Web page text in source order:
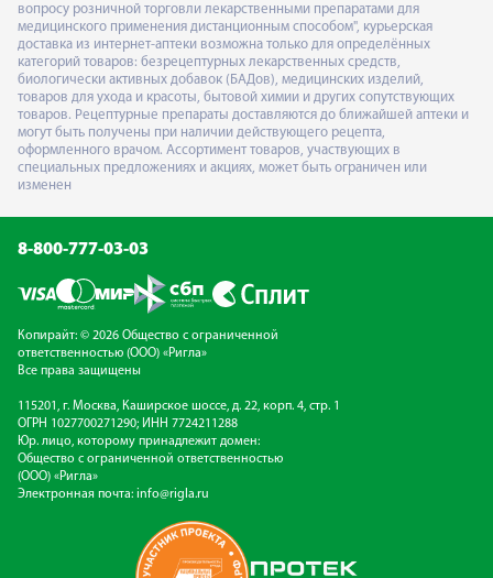
вопросу розничной торговли лекарственными препаратами для
медицинского применения дистанционным способом", курьерская
доставка из интернет-аптеки возможна только для определённых
категорий товаров: безрецептурных лекарственных средств,
биологически активных добавок (БАДов), медицинских изделий,
товаров для ухода и красоты, бытовой химии и других сопутствующих
товаров. Рецептурные препараты доставляются до ближайшей аптеки и
могут быть получены при наличии действующего рецепта,
оформленного врачом. Ассортимент товаров, участвующих в
специальных предложениях и акциях, может быть ограничен или
изменен
8-800-777-03-03
Копирайт: © 2026 Общество с ограниченной
ответственностью (ООО) «Ригла»
Все права защищены
115201, г. Москва, Каширское шоссе, д. 22, корп. 4, стр. 1
ОГРН 1027700271290; ИНН 7724211288
Юр. лицо, которому принадлежит домен:
Общество с ограниченной ответственностью
(ООО) «Ригла»
Электронная почта: info@rigla.ru